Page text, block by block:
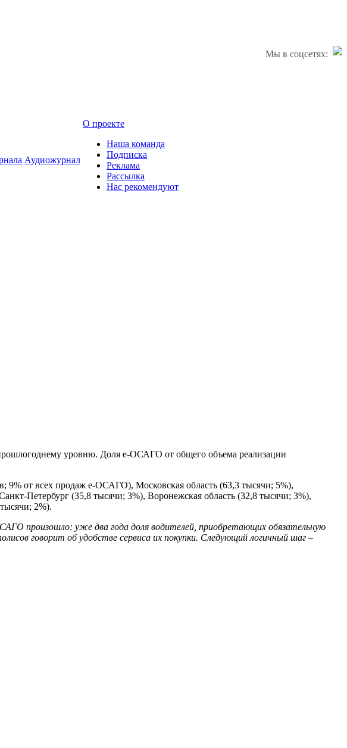
Мы в соцсетях:
Аудиожурнал
О проекте
Наша команда
Подписка
Реклама
Рассылка
Нас рекомендуют
уровню. Доля е-ОСАГО от общего объема реализации
от всех продаж е-ОСАГО), Московская область (63,3 тысячи; 5%),
Петербург (35,8 тысячи; 3%), Воронежская область (32,8 тысячи; 3%),
2%).
произошло: уже два года доля водителей, приобретающих обязательную
говорит об удобстве сервиса их покупки. Следующий логичный шаг –